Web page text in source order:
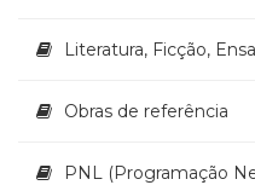
Literatura, Ficção,
Obras de referência
PNL (Programação